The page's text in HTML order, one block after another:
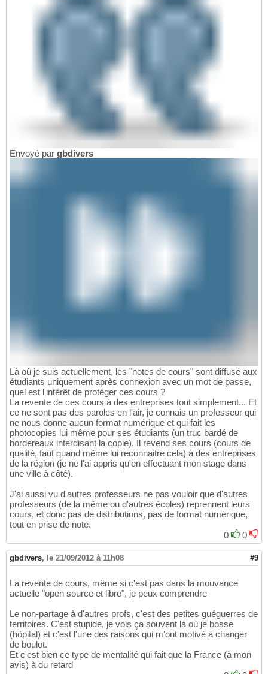
Envoyé par gbdivers
Là où je suis actuellement, les "notes de cours" sont diffusé aux
étudiants uniquement après connexion avec un mot de passe,
quel est l'intérêt de protéger ces cours ?
La revente de ces cours à des entreprises tout simplement... Et
ce ne sont pas des paroles en l'air, je connais un professeur qui
ne nous donne aucun format numérique et qui fait les
photocopies lui même pour ses étudiants (un truc bardé de
bordereaux interdisant la copie). Il revend ses cours (cours de
qualité, faut quand même lui reconnaitre cela) à des entreprises
de la région (je ne l'ai appris qu'en effectuant mon stage dans
une ville à côté).
J'ai aussi vu d'autres professeurs ne pas vouloir que d'autres
professeurs (de la même ou d'autres écoles) reprennent leurs
cours, et donc pas de distributions, pas de format numérique,
tout en prise de note.
0
0
gbdivers, le 21/09/2012 à 11h08 #9
La revente de cours, même si c'est pas dans la mouvance
actuelle "open source et libre", je peux comprendre
Le non-partage à d'autres profs, c'est des petites guéguerres de
territoires. C'est stupide, je vois ça souvent là où je bosse
(hôpital) et c'est l'une des raisons qui m'ont motivé à changer
de boulot.
Et c'est bien ce type de mentalité qui fait que la France (à mon
avis) à du retard